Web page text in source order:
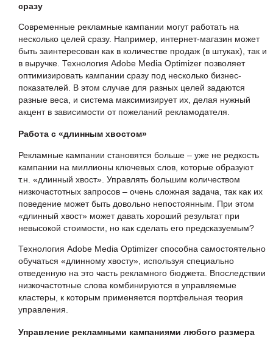
сразу
Современные рекламные кампании могут работать на
несколько целей сразу. Например, интернет-магазин может
быть заинтересован как в количестве продаж (в штуках), так и
в выручке. Технология Adobe Media Optimizer позволяет
оптимизировать кампании сразу под несколько бизнес-
показателей. В этом случае для разных целей задаются
разные веса, и система максимизирует их, делая нужный
акцент в зависимости от пожеланий рекламодателя.
Работа с «длинным хвостом»
Рекламные кампании становятся больше – уже не редкость
кампании на миллионы ключевых слов, которые образуют
т.н. «длинный хвост». Управлять большим количеством
низкочастотных запросов – очень сложная задача, так как их
поведение может быть довольно непостоянным. При этом
«длинный хвост» может давать хороший результат при
невысокой стоимости, но как сделать его предсказуемым?
Технология Adobe Media Optimizer способна самостоятельно
обучаться «длинному хвосту», используя специально
отведенную на это часть рекламного бюджета. Впоследствии
низкочастотные слова комбинируются в управляемые
кластеры, к которым применяется портфельная теория
управления.
Управление рекламными кампаниями любого размера